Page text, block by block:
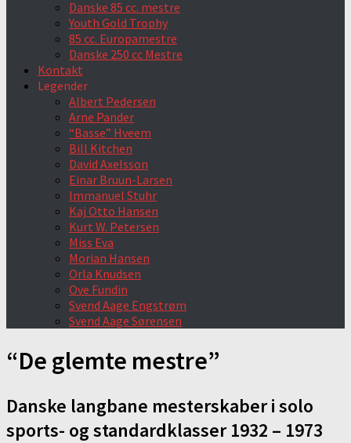
Danske 85 cc. mestre
Youth Gold Trophy
85 cc. Europamestre
Danske 250 cc Mestre
Kontakt
Legender
Albert Pedersen
Arne Pander
“Basse” Hveem
Bill Kitchen
David Axelsson
Einar Bruun-Larsen
Immanuel Stuhr
Kaj Otto Hansen
Kurt W. Petersen
Miss Eva
Morian Hansen
Orla Knudsen
Ove Fundin
Svend Aage Engstrøm
Svend Aage Sørensen
“De glemte mestre”
Danske langbane mesterskaber i solo
sports- og standardklasser 1932 – 1973